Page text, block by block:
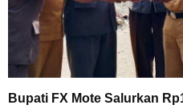
Bupati FX Mote Salurkan